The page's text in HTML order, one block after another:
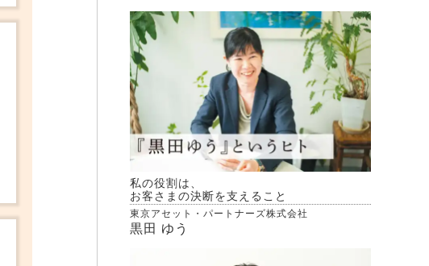
私の役割は、
お客さまの決断を支えること
東京アセット・パートナーズ株式会社
黒田 ゆう